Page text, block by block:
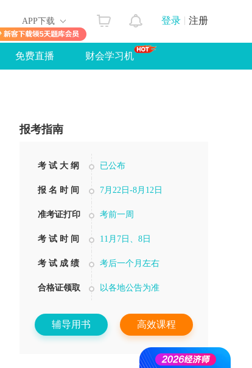
登录 注册
APP下载
免费直播 财会学习机
报考指南
考 试 大 纲 已公布
报 名 时 间 7月22日-8月12日
准考证打印 考前一周
考 试 时 间 11月7日、8日
考 试 成 绩 考后一个月左右
合格证领取 以各地公告为准
辅导用书 高效课程